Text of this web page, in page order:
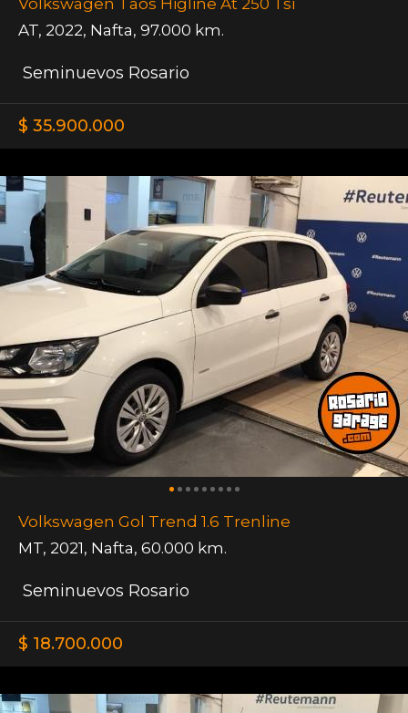
AT, 2022, Nafta, 97.000 km.
Seminuevos Rosario
$ 35.900.000
Volkswagen Gol Trend 1.6 Trenline
MT, 2021, Nafta, 60.000 km.
Seminuevos Rosario
$ 18.700.000